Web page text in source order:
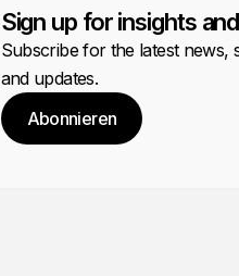
Sign up for insights
Subscribe for the latest news,
and updates.
Abonnieren